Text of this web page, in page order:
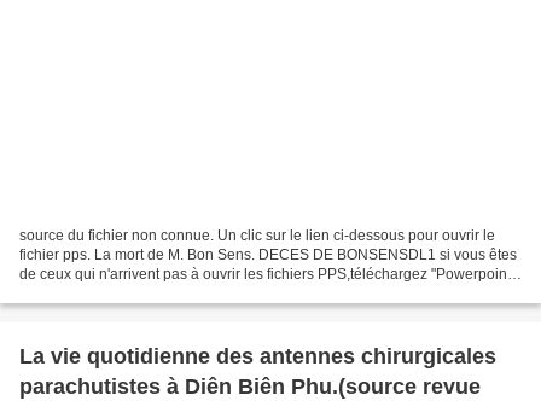
source du fichier non connue. Un clic sur le lien ci-dessous pour ouvrir le
fichier pps. La mort de M. Bon Sens. DECES DE BONSENSDL1 si vous êtes
de ceux qui n'arrivent pas à ouvrir les fichiers PPS,téléchargez "Powerpoint
La vie quotidienne des antennes chirurgicales
parachutistes à Diên Biên Phu.(source revue